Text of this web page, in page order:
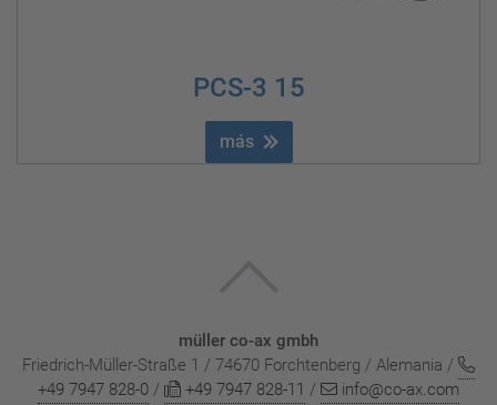
PCS-3 15
más
müller co-ax gmbh
Friedrich-Müller-Straße 1 / 74670 Forchtenberg / Alemania /
+49 7947 828-0 / +49 7947 828-11 / info@co-ax.com